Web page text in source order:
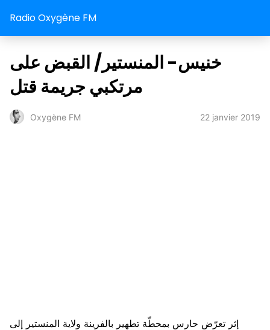
Radio Oxygène FM
خنيس- المنستير/ القبض على
مرتكبي جريمة قتل
Oxygène FM 22 janvier 2019
إثر تعرّض حارس بمحطّة تطهير بالفرينة ولاية المنستير إلى